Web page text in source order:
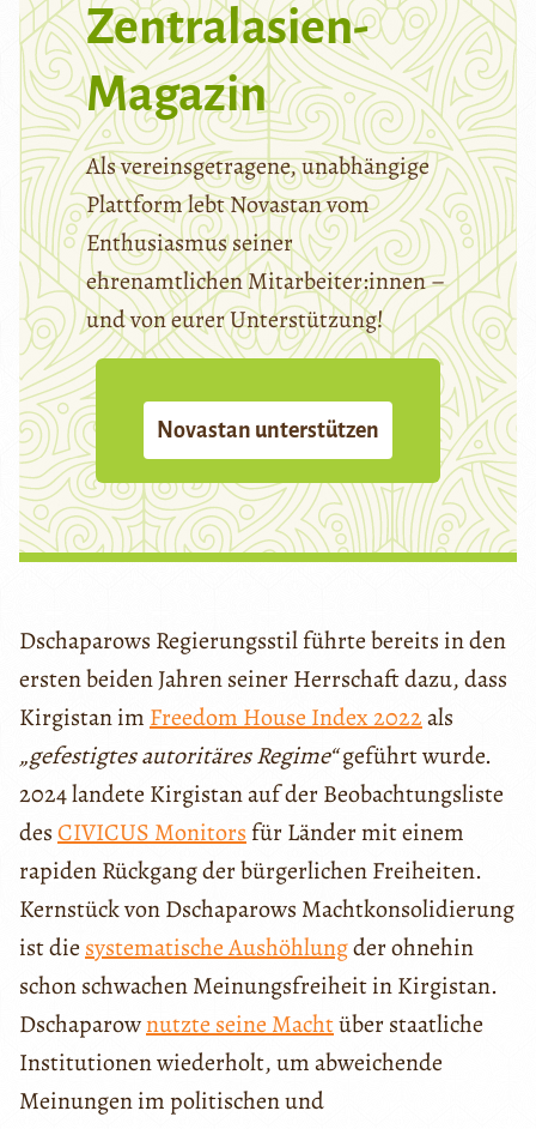
Zentralasien-
Magazin
Als vereinsgetragene, unabhängige
Plattform lebt Novastan vom
Enthusiasmus seiner
ehrenamtlichen Mitarbeiter:innen –
und von eurer Unterstützung!
Novastan unterstützen
Dschaparows Regierungsstil führte bereits in den
ersten beiden Jahren seiner Herrschaft dazu, dass
Kirgistan im Freedom House Index 2022als
„gefestigtes autoritäres Regime“geführt wurde.
2024 landete Kirgistan auf der Beobachtungsliste
desCIVICUS Monitorsfür Länder mit einem
rapiden Rückgang der bürgerlichen Freiheiten.
Kernstück von Dschaparows Machtkonsolidierung
ist die systematische Aushöhlungder ohnehin
schon schwachen Meinungsfreiheit in Kirgistan.
Dschaparownutzte seine Machtüber staatliche
Institutionen wiederholt, um abweichende
Meinungen im politischen und